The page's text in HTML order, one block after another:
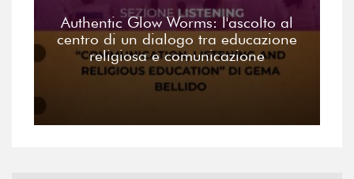
Authentic Glow Worms: l'ascolto al
centro di un dialogo tra educazione
religiosa e comunicazione